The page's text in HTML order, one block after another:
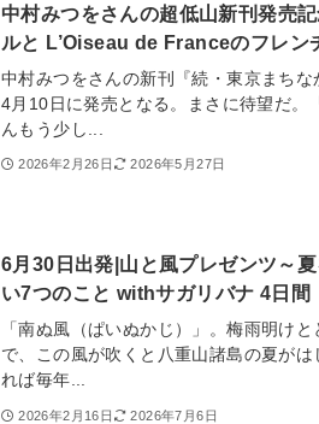
中村みつをさんの超低山新刊発売
ルと L’Oiseau de Franceのフレン
中村みつをさんの新刊『続・東京まち
4月10日に発売となる。まさに待望だ。
んもう少し...
2026年2月26日 2026年5月27日
6月30日出発|山と風プレゼンツ～
い7つのこと withサガリバナ 4日間
「南ぬ風（ぱいぬかじ）」。梅雨明け
で、この風が吹くと八重山諸島の夏が
れば毎年...
2026年2月16日 2026年7月6日